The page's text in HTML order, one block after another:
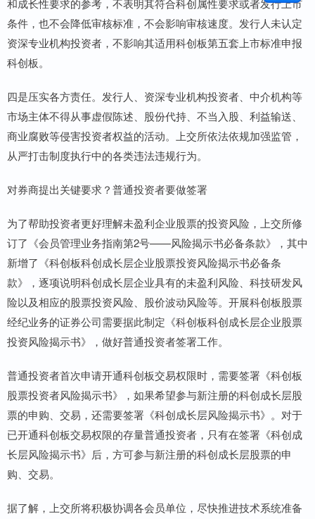
和成长性要求的参考，不表明其符合科创属性要求或者发行上市
条件，也不会降低审核标准，不会影响审核速度。发行人未认定
资深专业机构投资者，不影响其适用科创板第五套上市标准申报
科创板。
四是压实各方责任。发行人、资深专业机构投资者、中介机构等
市场主体不得从事虚假陈述、股份代持、不当入股、利益输送、
商业腐败等侵害投资者权益的活动。上交所依法依规加强监管，
从严打击制度执行中的各类违法违规行为。
对券商提出关键要求？普通投资者要做签署
为了帮助投资者更好理解未盈利企业股票的投资风险，上交所修
订了《会员管理业务指南第2号——风险揭示书必备条款》，其中
新增了《科创板科创成长层企业股票投资风险揭示书必备条
款》，逐项说明科创成长层企业具有的未盈利风险、科技研发风
险以及相应的股票投资风险、股价波动风险等。开展科创板股票
经纪业务的证券公司需要据此制定《科创板科创成长层企业股票
投资风险揭示书》，做好普通投资者签署工作。
普通投资者首次申请开通科创板交易权限时，需要签署《科创板
股票投资者风险揭示书》，如果希望参与新注册的科创成长层股
票的申购、交易，还需要签署《科创成长层风险揭示书》。对于
已开通科创板交易权限的存量普通投资者，只有在签署《科创成
长层风险揭示书》后，方可参与新注册的科创成长层股票的申
购、交易。
据了解，上交所将积极协调各会员单位，尽快推进技术系统准备